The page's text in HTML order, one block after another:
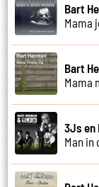
Bart
Mama
Bart
Mama
3Js en
Man in